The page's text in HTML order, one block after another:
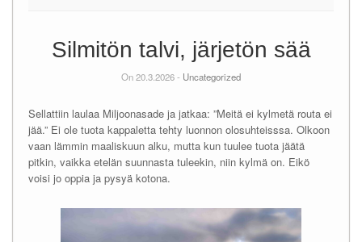
Silmitön talvi, järjetön sää
On 20.3.2026 - Uncategorized
Sellattiin laulaa Miljoonasade ja jatkaa: ”Meitä ei kylmetä routa ei
jää.” Ei ole tuota kappaletta tehty luonnon olosuhteisssa. Olkoon
vaan lämmin maaliskuun alku, mutta kun tuulee tuota jäätä
pitkin, vaikka etelän suunnasta tuleekin, niin kylmä on. Eikö
voisi jo oppia ja pysyä kotona.